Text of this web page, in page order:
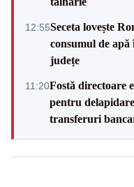
12:55Seceta lovește
consumul de
județe
11:20Fostă directoare
pentru
transferuri